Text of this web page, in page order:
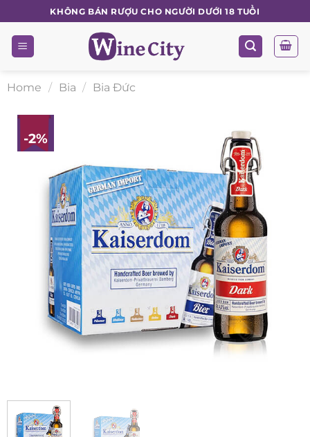
to
content
KHÔNG BÁN RƯỢU CHO NGƯỜI DƯỚI 18 TUỔI
Home / Bia / Bia Đức
-2%